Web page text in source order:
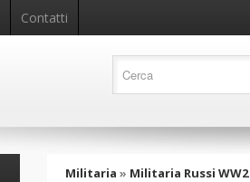
Contatti
Militaria » Militaria Russi WW2